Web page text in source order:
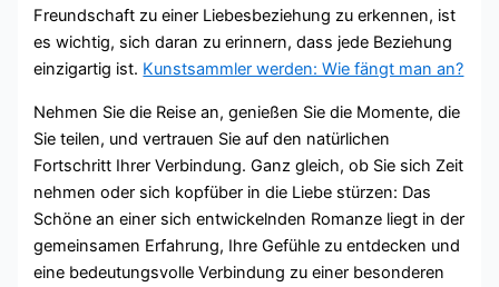
Freundschaft zu einer Liebesbeziehung zu erkennen, ist
es wichtig, sich daran zu erinnern, dass jede Beziehung
einzigartig ist. Kunstsammler werden: Wie fängt man an?
Nehmen Sie die Reise an, genießen Sie die Momente, die
Sie teilen, und vertrauen Sie auf den natürlichen
Fortschritt Ihrer Verbindung. Ganz gleich, ob Sie sich Zeit
nehmen oder sich kopfüber in die Liebe stürzen: Das
Schöne an einer sich entwickelnden Romanze liegt in der
gemeinsamen Erfahrung, Ihre Gefühle zu entdecken und
eine bedeutungsvolle Verbindung zu einer besonderen